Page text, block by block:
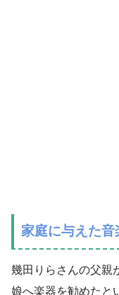
家庭に与えた
幾田りらさんの父親
娘へ楽器を勧めたと